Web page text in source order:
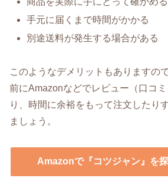
手元に届くまで時間がかかる
別途送料が発生する場合がある
このようなデメリットもありますの
前にAmazonなどでレビュー（口コ
り、時間に余裕をもって注文したり
ましょう。
Amazonで『コツジャン』を